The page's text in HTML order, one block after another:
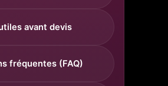
avant devis
fréquentes (FAQ)